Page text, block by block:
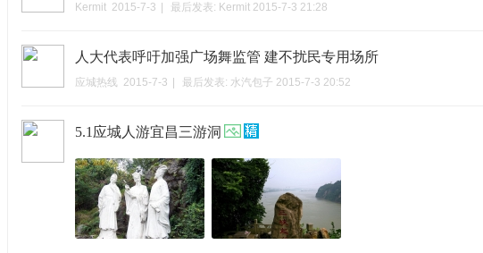
Kermit 2015-7-3 最后发表: Kermit 2015-7-3 21:28
人大代表呼吁加强广场舞监管 建不扰民专用场所
应城热线 2015-7-3 最后发表: 水汽包子 2015-7-3 20:52
5.1应城人游宜昌三游洞